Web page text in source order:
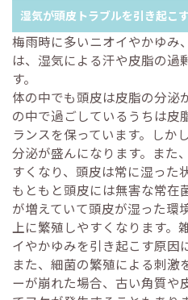
湿気が頭皮トラブルを引き起こ
梅雨時に多いニオイやかゆみ
は、湿気による汗や皮脂の過
す。
体の中でも頭皮は皮脂の分泌
の中で過ごしているうちは皮
ランスを保っています。しか
分泌が盛んになります。また
すくなり、頭皮は常に湿った
もともと頭皮には無害な常在
が増えていて頭皮が湿った環
上に繁殖しやすくなります。
イやかゆみを引き起こす原因
また、細菌の繁殖による刺激
ーが崩れた場合、古い角質や